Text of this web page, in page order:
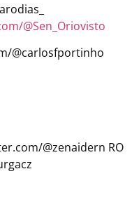
@Sen_Oriovisto
@carlosfportinho
@zenaidern RO